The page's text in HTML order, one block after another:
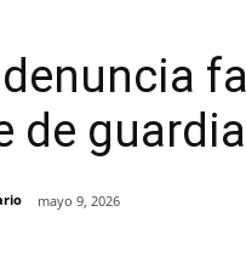
de
mayo 9, 2026